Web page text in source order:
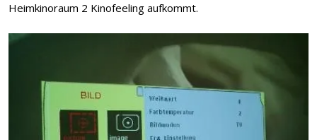
Heimkinoraum 2 Kinofeeling aufkommt.